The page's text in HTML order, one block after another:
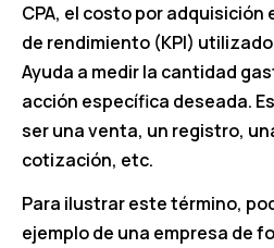
CPA, el costo por adquisición
de rendimiento (KPI)
Ayuda a medir la cantidad
acción específica deseada.
ser una venta, un registro,
cotización, etc.
Para ilustrar este término,
ejemplo de una empresa de